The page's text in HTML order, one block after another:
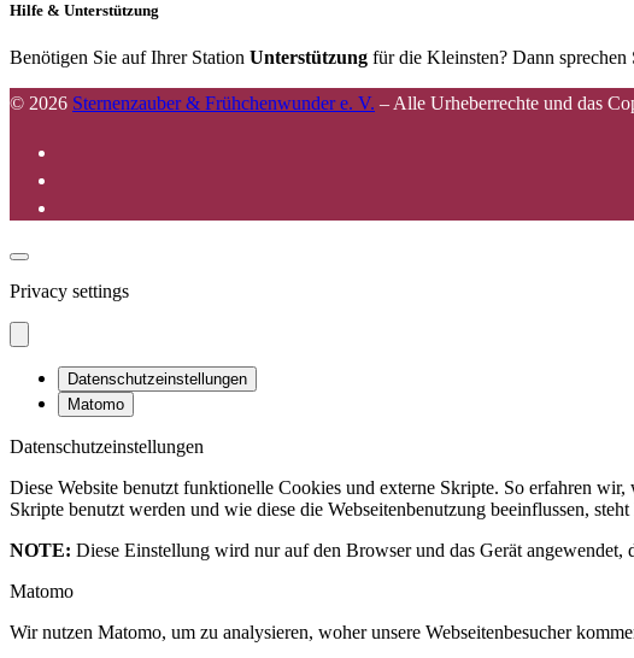
Hilfe & Unterstützung
Benötigen Sie auf Ihrer Station Unterstützung für die Kleinsten? Dann
© 2026 Sternenzauber & Frühchenwunder e. V. – Alle Urheberrechte und das
Privacy settings
Datenschutzeinstellungen
Matomo
Datenschutzeinstellungen
Diese Website benutzt funktionelle Cookies und externe Skripte. So erfahren
Skripte benutzt werden und wie diese die Webseitenbenutzung beeinflussen,
NOTE: Diese Einstellung wird nur auf den Browser und das Gerät angewendet,
Matomo
Wir nutzen Matomo, um zu analysieren, woher unsere Webseitenbesucher